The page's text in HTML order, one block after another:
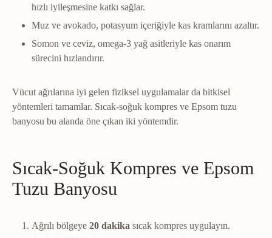
hızlı iyileşmesine katkı sağlar.
Muz ve avokado, potasyum içeriğiyle kas kramlarını azaltır.
Somon ve ceviz, omega-3 yağ asitleriyle kas onarım
sürecini hızlandırır.
Vücut ağrılarına iyi gelen fiziksel uygulamalar da bitkisel
yöntemleri tamamlar. Sıcak-soğuk kompres ve Epsom tuzu
banyosu bu alanda öne çıkan iki yöntemdir.
Sıcak-Soğuk Kompres ve Epsom
Tuzu Banyosu
Ağrılı bölgeye 20 dakika sıcak kompres uygulayın.